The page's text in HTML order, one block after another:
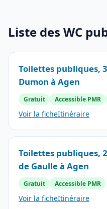
Liste des WC
Toilettes publiques,
Dumon à Agen
Gratuit Accessible PMR
Voir la ficheItinéraire
Toilettes publiques,
de Gaulle à Agen
Gratuit Accessible PMR
Voir la ficheItinéraire